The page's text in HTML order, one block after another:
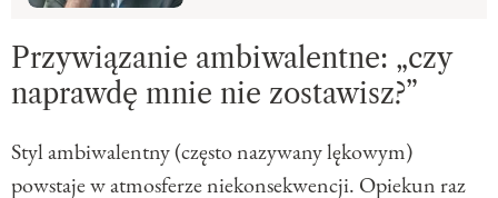
Przywiązanie ambiwalentne: „czy
naprawdę mnie nie zostawisz?”
Styl ambiwalentny (często nazywany lękowym)
powstaje w atmosferze niekonsekwencji. Opiekun raz